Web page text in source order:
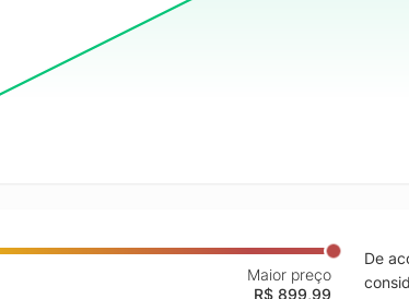
Maior preço
R$ 899,99
De